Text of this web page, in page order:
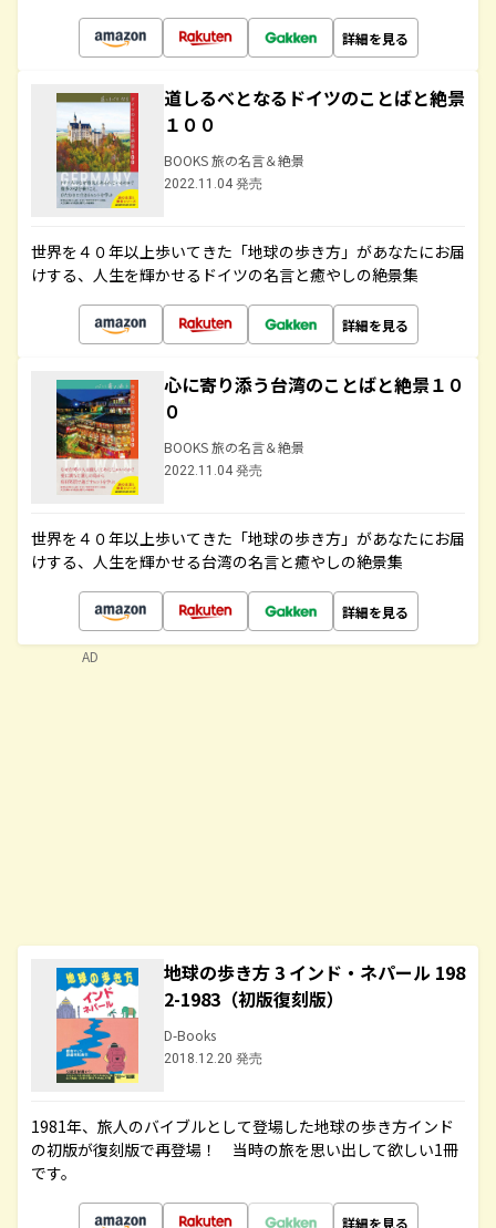
詳細を見る
道しるべとなるドイツのことばと絶景
１００
BOOKS 旅の名言＆絶景
2022.11.04 発売
世界を４０年以上歩いてきた「地球の歩き方」があなたにお届
けする、人生を輝かせるドイツの名言と癒やしの絶景集
詳細を見る
心に寄り添う台湾のことばと絶景１０
０
BOOKS 旅の名言＆絶景
2022.11.04 発売
世界を４０年以上歩いてきた「地球の歩き方」があなたにお届
けする、人生を輝かせる台湾の名言と癒やしの絶景集
詳細を見る
地球の歩き方 3 インド・ネパール 198
2-1983（初版復刻版）
D-Books
2018.12.20 発売
1981年、旅人のバイブルとして登場した地球の歩き方インド
の初版が復刻版で再登場！ 当時の旅を思い出して欲しい1冊
です。
詳細を見る
AD